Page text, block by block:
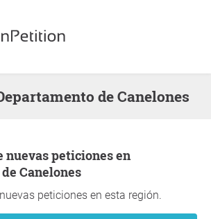
de Canelones
Canelones
peticiones en esta región.